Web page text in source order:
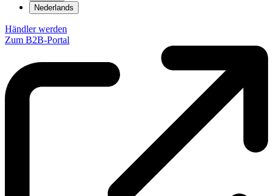
Nederlands
Händler werden
Zum B2B-Portal